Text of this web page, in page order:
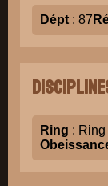
Dépt : 87
Ring : Ring